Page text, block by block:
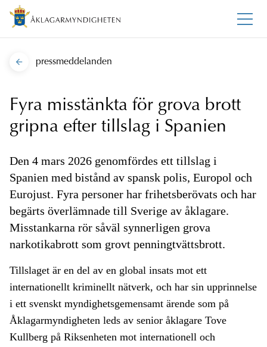
pressmeddelanden
Fyra misstänkta för grova brott
gripna efter tillslag i Spanien
Den 4 mars 2026 genomfördes ett tillslag i
Spanien med bistånd av spansk polis, Europol och
Eurojust. Fyra personer har frihetsberövats och har
begärts överlämnade till Sverige av åklagare.
Misstankarna rör såväl synnerligen grova
narkotikabrott som grovt penningtvättsbrott.
Tillslaget är en del av en global insats mot ett
internationellt kriminellt nätverk, och har sin upprinnelse
i ett svenskt myndighetsgemensamt ärende som på
Åklagarmyndigheten leds av senior åklagare Tove
Kullberg på Riksenheten mot internationell och